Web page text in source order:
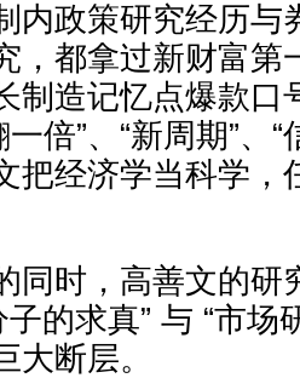
内政策研究经历与
，都拿过新财富第
制造记忆点爆款口
倍”、“新周期”、
把经济学当科学，
同时，高善文的研
的求真” 与 “市场
大断层。